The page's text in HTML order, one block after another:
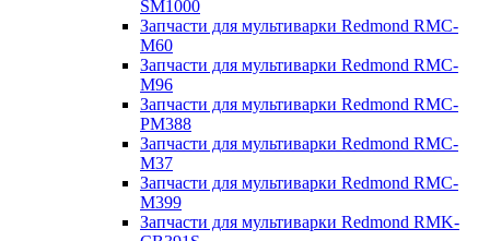
SM1000
Запчасти для мультиварки Redmond RMC-
M60
Запчасти для мультиварки Redmond RMC-
M96
Запчасти для мультиварки Redmond RMC-
PM388
Запчасти для мультиварки Redmond RMC-
M37
Запчасти для мультиварки Redmond RMC-
M399
Запчасти для мультиварки Redmond RMK-